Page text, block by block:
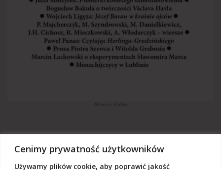
Cenimy prywatność użytkowników
Używamy plików cookie, aby poprawić jakość
Akcent nr 3/2026
„Akcent” jest czasopismem niezależnym, utrzymujemy się z dotacji